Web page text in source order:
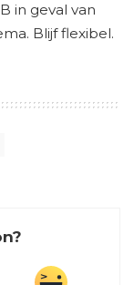
in geval van
Blijf flexibel.